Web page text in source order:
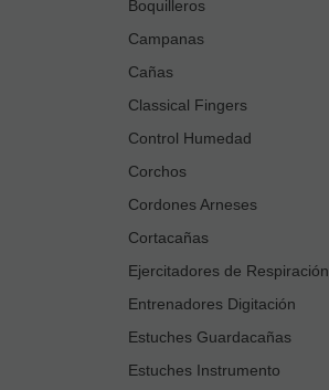
Boquilleros
Campanas
Cañas
Classical Fingers
Control Humedad
Corchos
Cordones Arneses
Cortacañas
Ejercitadores de Respiración
Entrenadores Digitación
Estuches Guardacañas
Estuches Instrumento